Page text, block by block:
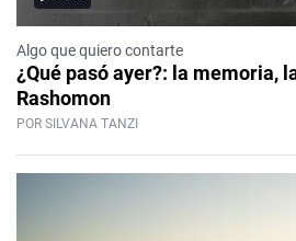
Algo que quiero contarte
¿Qué pasó ayer?: la memoria,
Rashomon
POR SILVANA TANZI